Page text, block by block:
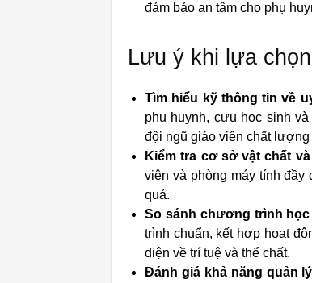
đảm bảo an tâm cho phụ
Lưu ý khi lựa
Tìm hiểu kỹ thông tin về
phụ huynh, cựu học sinh
đội ngũ giáo viên chất lượng
Kiểm tra cơ sở vật chất
viện và phòng máy tính đầy
quả.
So sánh chương trình
trình chuẩn, kết hợp hoạt
diện về trí tuệ và thể chất.
Đánh giá khả năng quản